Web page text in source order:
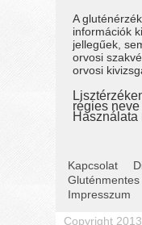
A
információk
jellegűek,
orvosi
orvosi
régies
Használata
Kapcsolat
Impresszum
Copyright